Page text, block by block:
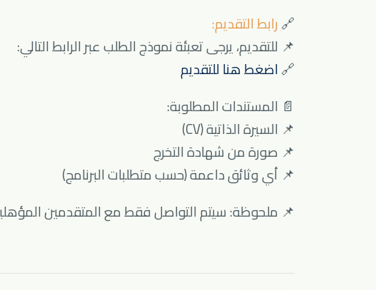
🔗رابط التقديم:
📌 للتقديم، يرجى تعبئة نموذج الطلب عبر الرابط التالي:
🔗اضغط هنا للتقديم
📄 المستندات المطلوبة:
📌 السيرة الذاتية (CV)
📌 صورة من شهادة التخرج
📌 أي وثائق داعمة (حسب متطلبات البرنامج)
📌 ملحوظة: سيتم التواصل فقط مع المتقدمين